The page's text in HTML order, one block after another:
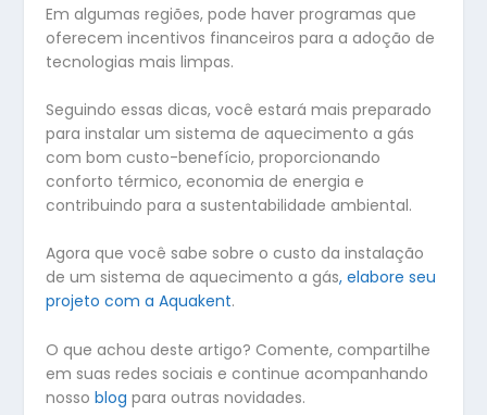
Em algumas regiões, pode haver programas que
oferecem incentivos financeiros para a adoção de
tecnologias mais limpas.
Seguindo essas dicas, você estará mais preparado
para instalar um sistema de aquecimento a gás
com bom custo-benefício, proporcionando
conforto térmico, economia de energia e
contribuindo para a sustentabilidade ambiental.
Agora que você sabe sobre o custo da instalação
de um sistema de aquecimento a gás,elabore seu
projeto com a Aquakent.
O que achou deste artigo? Comente, compartilhe
em suas redes sociais e continue acompanhando
nossoblog para outras novidades.